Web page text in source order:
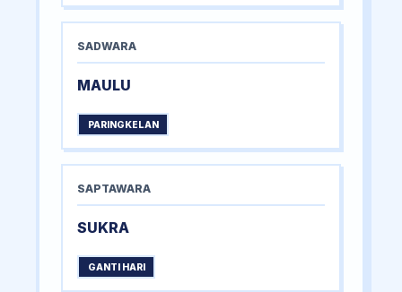
SADWARA
MAULU
PARINGKELAN
SAPTAWARA
SUKRA
GANTI HARI